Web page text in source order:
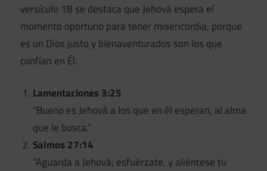
versículo 18 se destaca que Jehová espera el
momento oportuno para tener misericordia, porque
es un Dios justo y bienaventurados son los que
confían en Él.
Lamentaciones 3:25
“Bueno es Jehová a los que en él esperan, al alma
que le busca.”
Salmos 27:14
“Aguarda a Jehová; esfuérzate, y aliéntese tu